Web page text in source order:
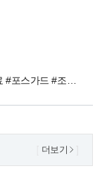
더보기